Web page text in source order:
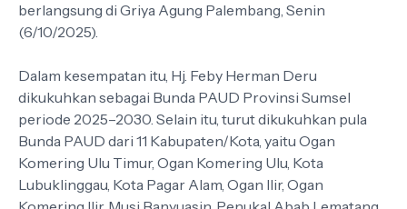
berlangsung di Griya Agung Palembang, Senin
(6/10/2025).
Dalam kesempatan itu, Hj. Feby Herman Deru
dikukuhkan sebagai Bunda PAUD Provinsi Sumsel
periode 2025–2030. Selain itu, turut dikukuhkan pula
Bunda PAUD dari 11 Kabupaten/Kota, yaitu Ogan
Komering Ulu Timur, Ogan Komering Ulu, Kota
Lubuklinggau, Kota Pagar Alam, Ogan Ilir, Ogan